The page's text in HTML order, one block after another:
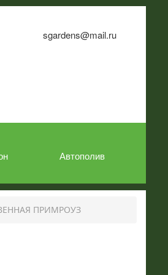
sgardens@mail.ru
Автополив
ПРИМРОУЗ